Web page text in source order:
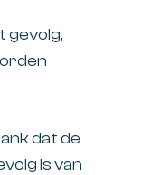
gevolg,
dat de
is van